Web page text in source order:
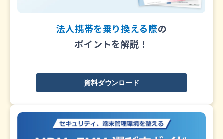
法人携帯を乗り換える際の
ポイントを解説！
資料ダウンロード